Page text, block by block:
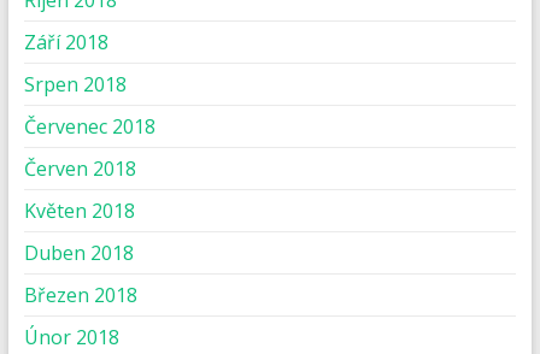
Září 2018
Srpen 2018
Červenec 2018
Červen 2018
Květen 2018
Duben 2018
Březen 2018
Únor 2018